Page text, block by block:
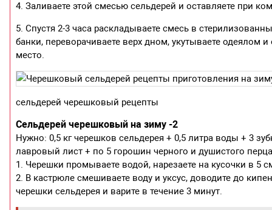
4. Заливаете этой смесью сельдерей и оставляете при
5. Спустя 2-3 часа раскладываете смесь в
банки, переворачиваете верх дном, укутываете одеялом
место.
сельдерей черешковый рецепты
Сельдерей черешковый на зиму -2
Нужно: 0,5 кг черешков сельдерея + 0,5 литра воды + 3
лавровый лист + по 5 горошин черного и душистого
1. Черешки промываете водой, нарезаете на кусочки в 5
2. В кастрюле смешиваете воду и уксус, доводите до
черешки сельдерея и варите в течение 3 минут.